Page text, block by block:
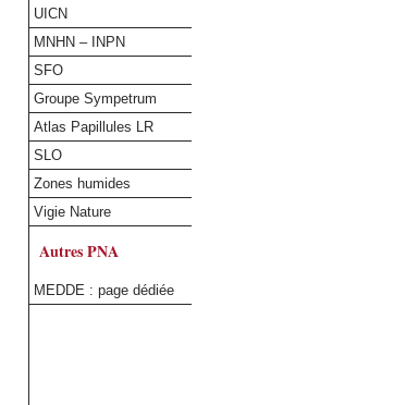
UICN
MNHN – INPN
SFO
Groupe Sympetrum
Atlas Papillules LR
SLO
Zones humides
Vigie Nature
Autres PNA
MEDDE : page dédiée